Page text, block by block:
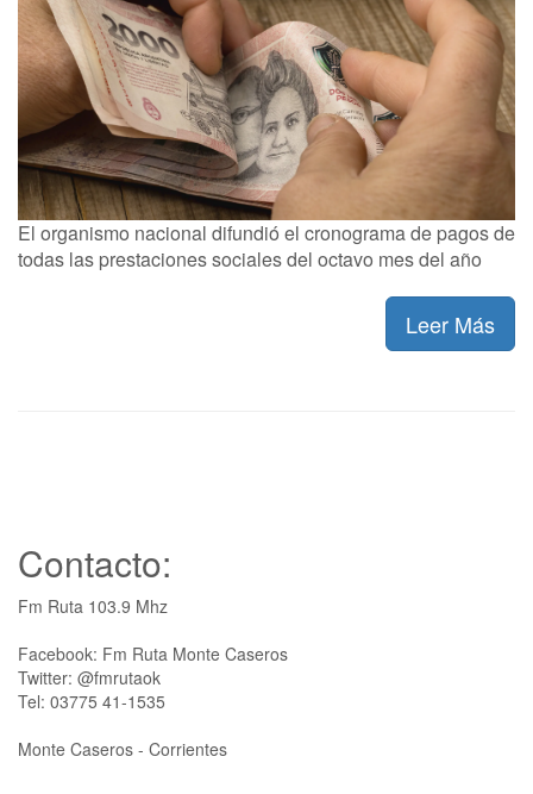
El organismo nacional difundió el cronograma de pagos de
todas las prestaciones sociales del octavo mes del año
Leer Más
Contacto:
Fm Ruta 103.9 Mhz
Facebook: Fm Ruta Monte Caseros
Twitter: @fmrutaok
Tel: 03775 41-1535
Monte Caseros - Corrientes